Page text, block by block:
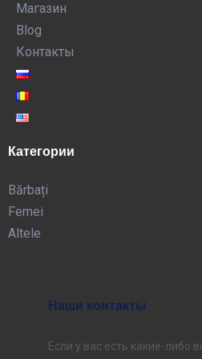
Магазин
Blog
Контакты
Категории
Bărbați
Femei
Altele
Наши контакты
Если у вас есть какие-либо